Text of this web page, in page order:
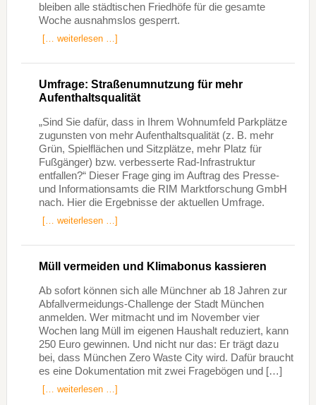
bleiben alle städtischen Friedhöfe für die gesamte
Woche ausnahmslos gesperrt.
[… weiterlesen …]
Umfrage: Straßenumnutzung für mehr
Aufenthaltsqualität
„Sind Sie dafür, dass in Ihrem Wohnumfeld Parkplätze
zugunsten von mehr Aufenthaltsqualität (z. B. mehr
Grün, Spielflächen und Sitzplätze, mehr Platz für
Fußgänger) bzw. verbesserte Rad-Infrastruktur
entfallen?“ Dieser Frage ging im Auftrag des Presse-
und Informationsamts die RIM Marktforschung GmbH
nach. Hier die Ergebnisse der aktuellen Umfrage.
[… weiterlesen …]
Müll vermeiden und Klimabonus kassieren
Ab sofort können sich alle Münchner ab 18 Jahren zur
Abfallvermeidungs-Challenge der Stadt München
anmelden. Wer mitmacht und im November vier
Wochen lang Müll im eigenen Haushalt reduziert, kann
250 Euro gewinnen. Und nicht nur das: Er trägt dazu
bei, dass München Zero Waste City wird. Dafür braucht
es eine Dokumentation mit zwei Fragebögen und […]
[… weiterlesen …]